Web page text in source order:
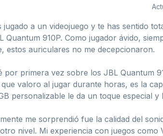
jugado a un videojuego y te has sentido
Quantum 910P. Como jugador ávido,
estos auriculares no me decepcionaron.
por primera vez sobre los JBL Quantum
valoro al jugar durante horas, es la
personalizable le da un toque especial
me sorprendió fue la calidad del
nivel. Mi experiencia con juegos